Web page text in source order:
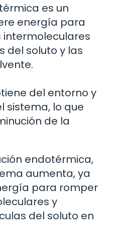
es un
energía para
intermoleculares
del soluto y las
del entorno y
sistema, lo que
de la
endotérmica,
aumenta, ya
para romper
y
del soluto en